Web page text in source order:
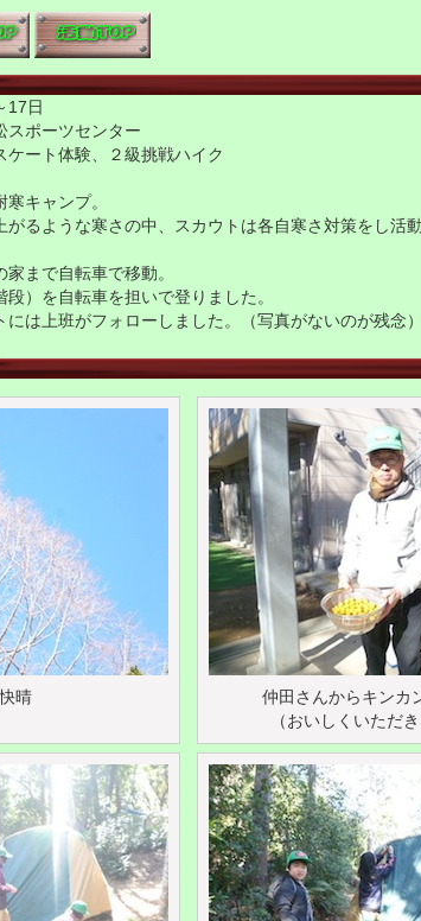
日
ポーツセンター
ート体験、２級挑戦ハイク
キャンプ。
るような寒さの中、スカウトは各自寒さ対策をし活動
まで自転車で移動。
）を自転車を担いで登りました。
は上班がフォローしました。（写真がないのが残念）
晴
仲田さんからキンカ
（おいしくいただ